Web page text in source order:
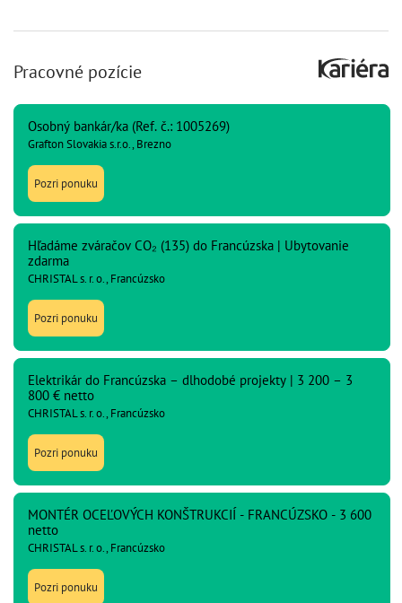
Pracovné pozície
Osobný bankár/ka (Ref. č.: 1005269)
Grafton Slovakia s.r.o., Brezno
Pozri ponuku
Hľadáme zváračov CO₂ (135) do Francúzska | Ubytovanie
zdarma
CHRISTAL s. r. o., Francúzsko
Pozri ponuku
Elektrikár do Francúzska – dlhodobé projekty | 3 200 – 3
800 € netto
CHRISTAL s. r. o., Francúzsko
Pozri ponuku
MONTÉR OCEĽOVÝCH KONŠTRUKCIÍ - FRANCÚZSKO - 3 600
netto
CHRISTAL s. r. o., Francúzsko
Pozri ponuku